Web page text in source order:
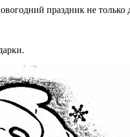
праздник не только